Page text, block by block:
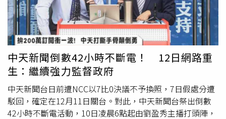
自由、言論自由這種事，那不就是像喝白開水、呼吸一樣
嗎？但為什麼我現在要為了言論自由站出來。」她透露節目
計畫轉戰網路，目前還未接到人事調動，「很多思考作法都
會跟過去不一樣，我覺得蠻好的，就算會有點忐忑還是很興
奮，因為這是新的嘗試！」馬千惠坦言現在還沒有關台的真
實感。（圖／中天新聞台提供）王又正稍早返回中天，受訪
時他直言會離開中天確實與換照有關，他更加碼透露近期有
2家電視台、4家新媒體出高薪向他招手，但他不忘電視台提
拔，「這時候不要說我寧願，而是我應該，我也願意跟中天
繼續站在一起。」王又正目前轉戰網路節目《正常發揮》約
中天新聞倒數42小時不斷電！ 12日網路重
生：繼續強力監督政府
中天新聞台日前遭NCC以7比0決議不予換照，7日假處分遭
駁回，確定在12月11日關台。對此，中天新聞台祭出倒數
42小時不斷電活動，10日凌晨6點起由劉盈秀主播打頭陣，